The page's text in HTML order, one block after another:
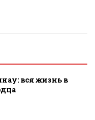
вся жизнь в